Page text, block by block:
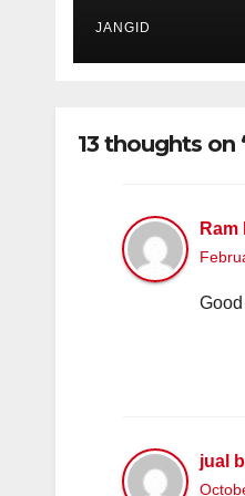
JANGID
13 thoughts on
Ram
jual